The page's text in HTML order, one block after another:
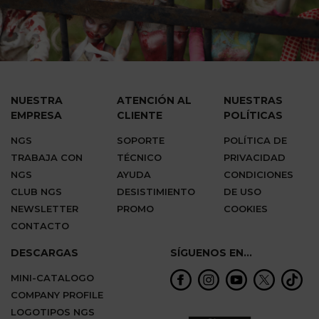
NUESTRA
EMPRESA
NGS
TRABAJA CON
NGS
CLUB NGS
NEWSLETTER
CONTACTO
ATENCIÓN AL
CLIENTE
SOPORTE
TÉCNICO
AYUDA
DESISTIMIENTO
PROMO
NUESTRAS
POLÍTICAS
POLÍTICA DE
PRIVACIDAD
CONDICIONES
DE USO
COOKIES
DESCARGAS
MINI-CATALOGO
COMPANY PROFILE
LOGOTIPOS NGS
SÍGUENOS EN...